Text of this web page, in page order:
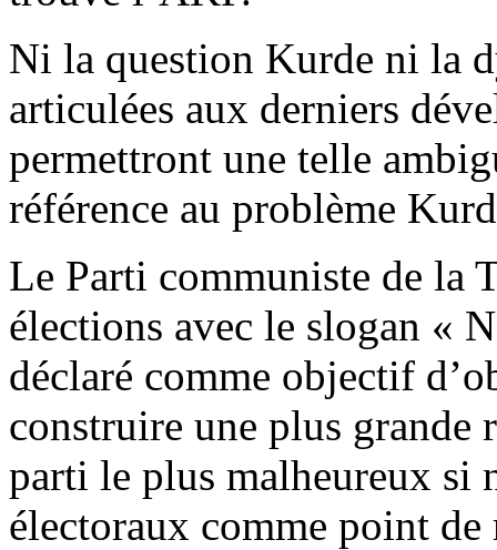
Ni la question Kurde ni la
articulées aux derniers
permettront une telle
référence au problème
Le Parti communiste de la
élections avec le slogan «
déclaré comme objectif
construire une plus grande
parti le plus malheureux si
électoraux comme point de